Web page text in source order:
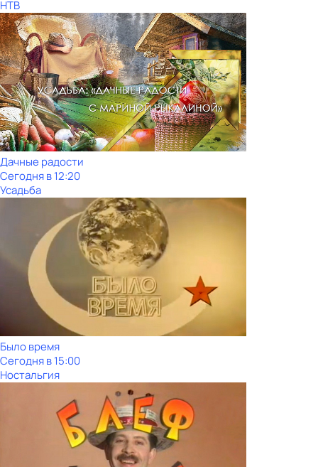
НТВ
Дачные радости
Сегодня в 12:20
Усадьба
Было время
Сегодня в 15:00
Ностальгия